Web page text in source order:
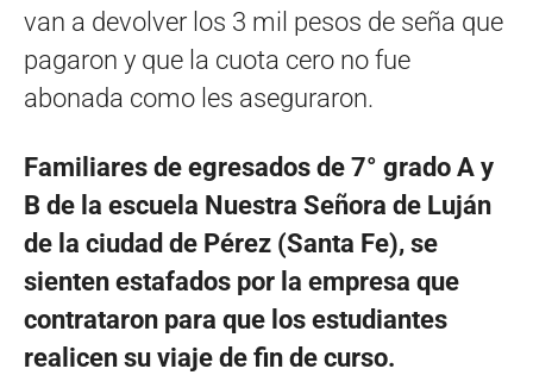
van a devolver los 3 mil pesos de seña que
pagaron y que la cuota cero no fue
abonada como les aseguraron.
Familiares de egresados de 7° grado A y
B de la escuela Nuestra Señora de Luján
de la ciudad de Pérez (Santa Fe), se
sienten estafados por la empresa que
contrataron para que los estudiantes
realicen su viaje de fin de curso.